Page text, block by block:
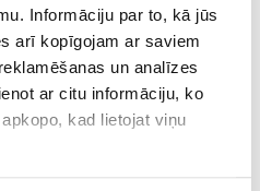
Informāciju par to, kā jūs
arī kopīgojam ar saviem
un analīzes
ar citu informāciju, ko
kad lietojat viņu